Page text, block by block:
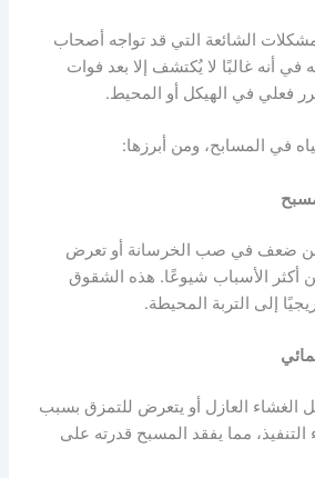
الشائعة التي قد تواجه أصحاب
أنه غالبًا لا يُكتشف إلا بعد فوات
فعلي في الهيكل أو المحيط.
في المسابح، ومن أبرزها:
عن ضعف في صب الخرسانة أو تعرض
أكثر الأسباب شيوعًا. هذه الشقوق
إلى التربة المحيطة.
الغشاء العازل أو يتعرض للتمزق بسبب
التنفيذ، مما يفقد المسبح قدرته على